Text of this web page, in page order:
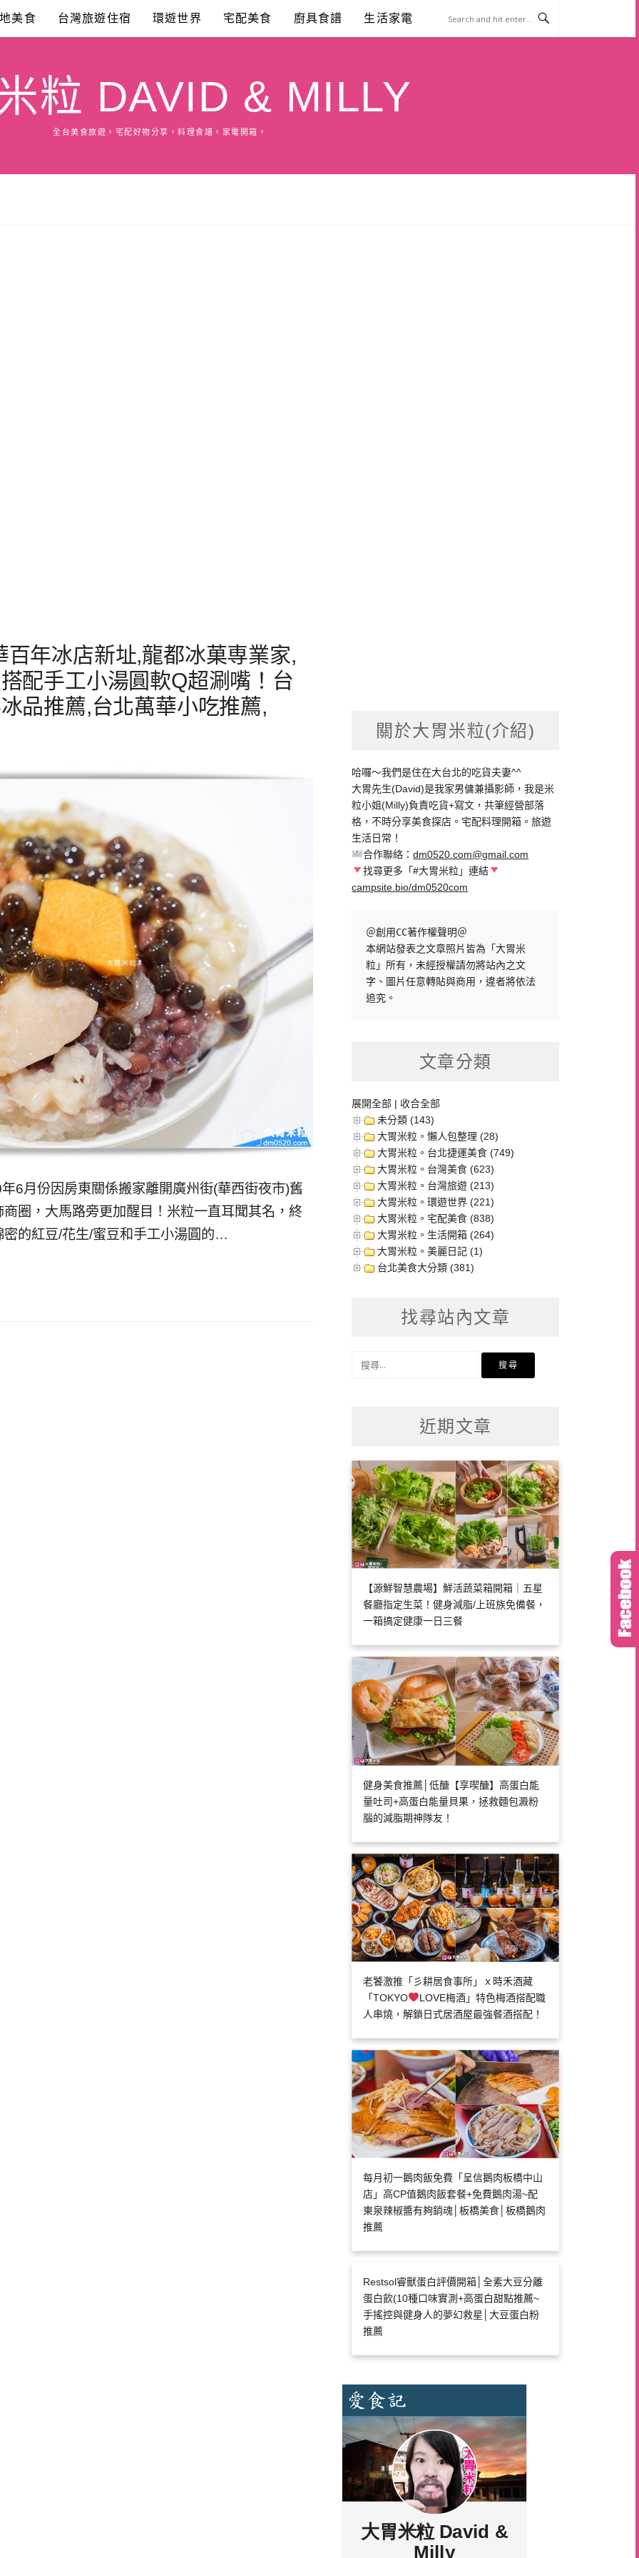
美食 台灣旅遊住宿 環遊世界 宅配美食 廚具食譜 生活家電
粒 DAVID & MILLY
全台美食旅遊。宅配好物分享。料理食譜。家電開箱。
年冰店新址,龍都冰菓専業家,
配手工小湯圓軟Q超涮嘴！台
品推薦,台北萬華小吃推薦,
6月份因房東關係搬家離開廣州街(華西街夜市)舊
圈，大馬路旁更加醒目！米粒一直耳聞其名，終
的紅豆/花生/蜜豆和手工小湯圓的…
關於大胃米粒(介紹)
哈囉～我們是住在大台北的吃貨夫妻^^
大胃先生(David)是我家男傭兼攝影師，我是米
粒小姐(Milly)負責吃貨+寫文，共筆經營部落
格，不時分享美食探店。宅配料理開箱。旅遊
生活日常！
合作聯絡：dm0520.com@gmail.com
找尋更多「#大胃米粒」連結
campsite.bio/dm0520com
＠創用CC著作權聲明＠
本網站發表之文章照片皆為「大胃米
粒」所有，未經授權請勿將站內之文
字、圖片任意轉貼與商用，違者將依法
追究。
文章分類
展開全部 | 收合全部
未分類 (143)
大胃米粒。懶人包整理 (28)
大胃米粒。台北捷運美食 (749)
大胃米粒。台灣美食 (623)
大胃米粒。台灣旅遊 (213)
大胃米粒。環遊世界 (221)
大胃米粒。宅配美食 (838)
大胃米粒。生活開箱 (264)
大胃米粒。美麗日記 (1)
台北美食大分類 (381)
找尋站內文章
近期文章
【源鮮智慧農場】鮮活蔬菜箱開箱｜五星
餐廳指定生菜！健身減脂/上班族免備餐，
一箱搞定健康一日三餐
健身美食推薦│低醣【享喫醣】高蛋白能
量吐司+高蛋白能量貝果，拯救麵包澱粉
腦的減脂期神隊友！
老饕激推「彡耕居食事所」ｘ時禾酒藏
「TOKYO
LOVE梅酒」特色梅酒搭配職
人串燒，解鎖日式居酒屋最強餐酒搭配！
每月初一鵝肉飯免費「呈信鵝肉板橋中山
店」高CP值鵝肉飯套餐+免費鵝肉湯~配
東泉辣椒醬有夠銷魂│板橋美食│板橋鵝肉
推薦
Restsol睿獸蛋白評價開箱│全素大豆分離
蛋白飲(10種口味實測+高蛋白甜點推薦~
手搖控與健身人的夢幻救星│大豆蛋白粉
推薦